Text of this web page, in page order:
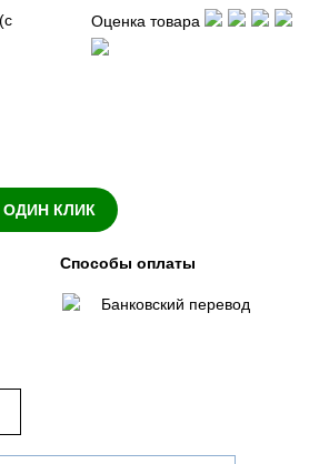
Оценка товара
ОДИН КЛИК
Способы оплаты
Банковский перевод